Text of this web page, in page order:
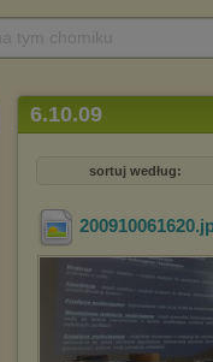
6.10.09
sortuj według:
200910061620